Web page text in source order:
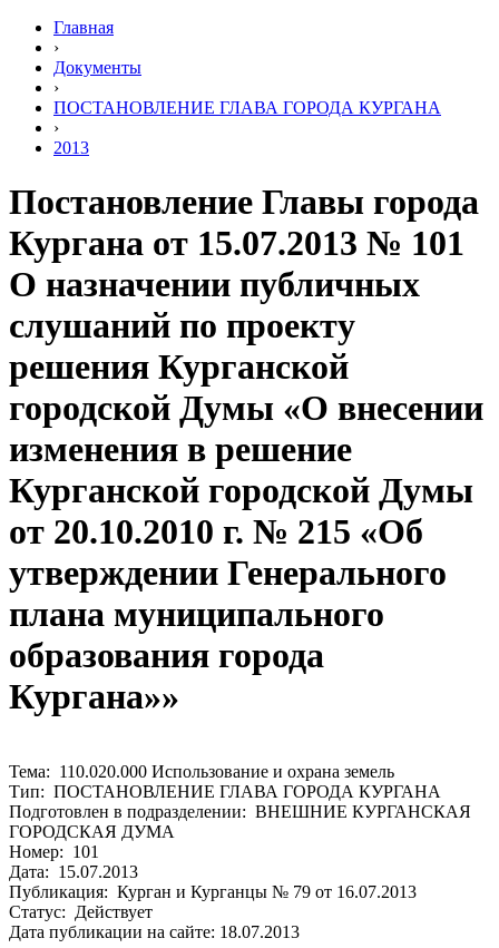
Главная
›
Документы
›
ПОСТАНОВЛЕНИЕ ГЛАВА ГОРОДА КУРГАНА
›
2013
Постановление Главы города
Кургана от 15.07.2013 № 101
О назначении публичных
слушаний по проекту
решения Курганской
городской Думы «О внесении
изменения в решение
Курганской городской Думы
от 20.10.2010 г. № 215 «Об
утверждении Генерального
плана муниципального
образования города
Кургана»»
Тема: 110.020.000 Использование и охрана земель
Тип: ПОСТАНОВЛЕНИЕ ГЛАВА ГОРОДА КУРГАНА
Подготовлен в подразделении: ВНЕШНИЕ КУРГАНСКАЯ
ГОРОДСКАЯ ДУМА
Номер: 101
Дата: 15.07.2013
Публикация: Курган и Курганцы № 79 от 16.07.2013
Статус: Действует
Дата публикации на сайте: 18.07.2013